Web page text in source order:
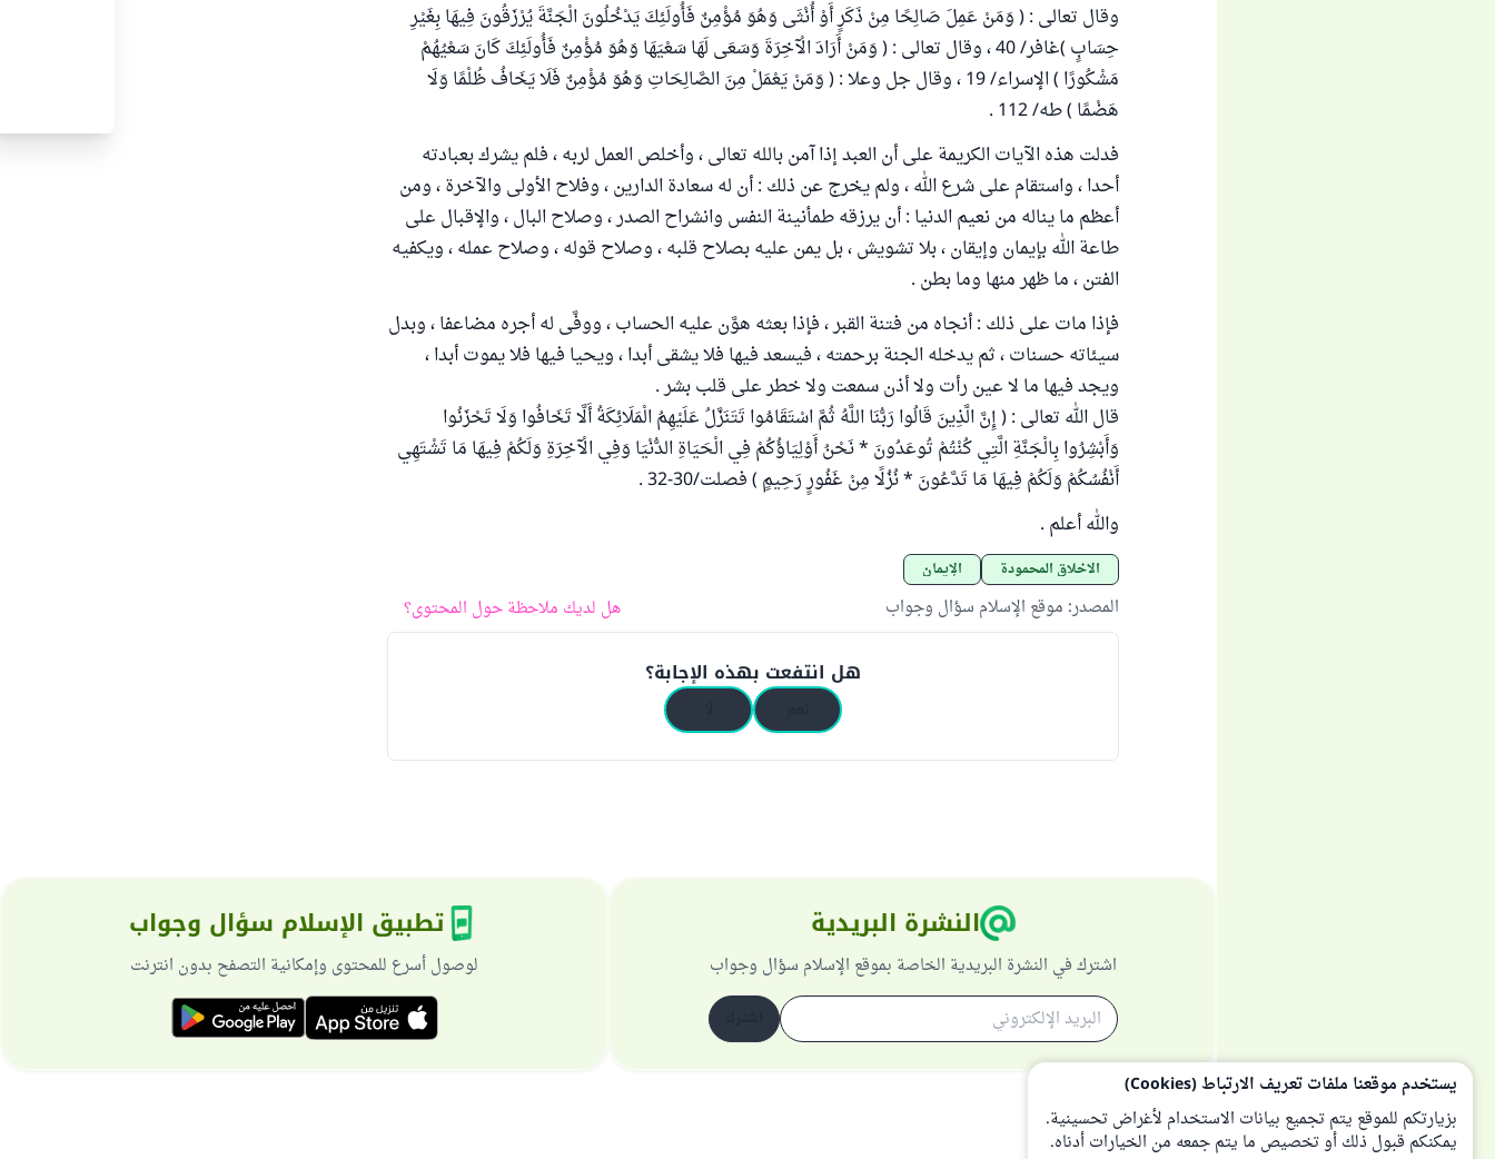
وقال تعالى : ( وَمَنْ عَمِلَ صَالِحًا مِنْ ذَكَرٍ أَوْ أُنْثَى وَهُوَ مُؤْمِنٌ فَأُولَئِكَ يَدْخُلُونَ الْجَنَّةَ يُرْزَقُونَ فِيهَا بِغَيْرِ
حِسَابٍ )غافر/ 40 ، وقال تعالى : ( وَمَنْ أَرَادَ الْآخِرَةَ وَسَعَى لَهَا سَعْيَهَا وَهُوَ مُؤْمِنٌ فَأُولَئِكَ كَانَ سَعْيُهُمْ
مَشْكُورًا ) الإسراء/ 19 ، وقال جل وعلا : ( وَمَنْ يَعْمَلْ مِنَ الصَّالِحَاتِ وَهُوَ مُؤْمِنٌ فَلَا يَخَافُ ظُلْمًا وَلَا
هَضْمًا ) طه/ 112 .
فدلت هذه الآيات الكريمة على أن العبد إذا آمن بالله تعالى ، وأخلص العمل لربه ، فلم يشرك بعبادته
أحدا ، واستقام على شرع الله ، ولم يخرج عن ذلك : أن له سعادة الدارين ، وفلاح الأولى والآخرة ، ومن
أعظم ما يناله من نعيم الدنيا : أن يرزقه طمأنينة النفس وانشراح الصدر ، وصلاح البال ، والإقبال على
طاعة الله بإيمان وإيقان ، بلا تشويش ، بل يمن عليه بصلاح قلبه ، وصلاح قوله ، وصلاح عمله ، ويكفيه
الفتن ، ما ظهر منها وما بطن .
فإذا مات على ذلك : أنجاه من فتنة القبر ، فإذا بعثه هوَّن عليه الحساب ، ووفَّى له أجره مضاعفا ، وبدل
سيئاته حسنات ، ثم يدخله الجنة برحمته ، فيسعد فيها فلا يشقى أبدا ، ويحيا فيها فلا يموت أبدا ،
ويجد فيها ما لا عين رأت ولا أذن سمعت ولا خطر على قلب بشر .
قال الله تعالى : ( إِنَّ الَّذِينَ قَالُوا رَبُّنَا اللَّهُ ثُمَّ اسْتَقَامُوا تَتَنَزَّلُ عَلَيْهِمُ الْمَلَائِكَةُ أَلَّا تَخَافُوا وَلَا تَحْزَنُوا
وَأَبْشِرُوا بِالْجَنَّةِ الَّتِي كُنْتُمْ تُوعَدُونَ * نَحْنُ أَوْلِيَاؤُكُمْ فِي الْحَيَاةِ الدُّنْيَا وَفِي الْآخِرَةِ وَلَكُمْ فِيهَا مَا تَشْتَهِي
أَنْفُسُكُمْ وَلَكُمْ فِيهَا مَا تَدَّعُونَ * نُزُلًا مِنْ غَفُورٍ رَحِيمٍ ) فصلت/30-32 .
والله أعلم .
الأخلاق المحمودة الإيمان
المصدر: موقع الإسلام سؤال وجواب هل لديك ملاحظة حول المحتوى؟
هل انتفعت بهذه الإجابة؟
النشرة البريدية
اشترك في النشرة البريدية الخاصة بموقع الإسلام سؤال وجواب
تطبيق الإسلام سؤال وجواب
لوصول أسرع للمحتوى وإمكانية التصفح بدون انترنت
يستخدم موقعنا ملفات تعريف الارتباط (Cookies)
بزيارتكم للموقع يتم تجميع بيانات الاستخدام لأغراض تحسينية.
يمكنكم قبول ذلك أو تخصيص ما يتم جمعه من الخيارات أدناه.